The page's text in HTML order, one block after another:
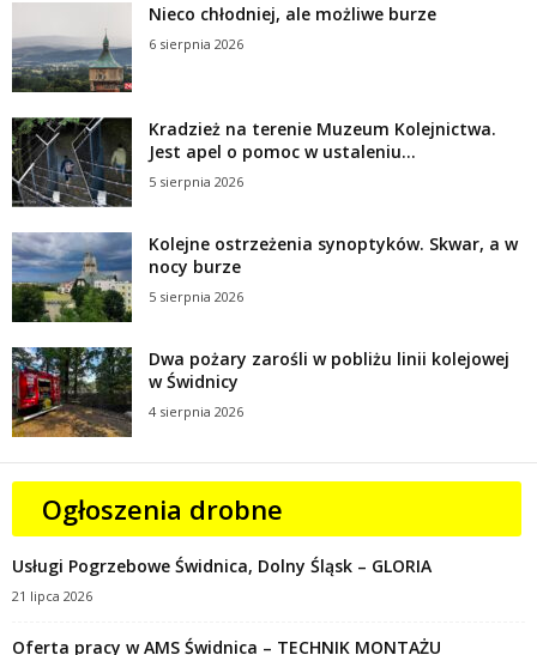
Nieco chłodniej, ale możliwe burze
6 sierpnia 2026
Kradzież na terenie Muzeum Kolejnictwa.
Jest apel o pomoc w ustaleniu...
5 sierpnia 2026
Kolejne ostrzeżenia synoptyków. Skwar, a w
nocy burze
5 sierpnia 2026
Dwa pożary zarośli w pobliżu linii kolejowej
w Świdnicy
4 sierpnia 2026
Ogłoszenia drobne
Usługi Pogrzebowe Świdnica, Dolny Śląsk – GLORIA
21 lipca 2026
Oferta pracy w AMS Świdnica – TECHNIK MONTAŻU